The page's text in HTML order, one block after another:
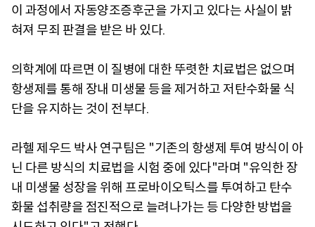
이 과정에서 자동양조증후군을 가지고 있다는 사실이 밝
혀져 무죄 판결을 받은 바 있다.
의학계에 따르면 이 질병에 대한 뚜렷한 치료법은 없으며
항생제를 통해 장내 미생물 등을 제거하고 저탄수화물 식
단을 유지하는 것이 전부다.
라헬 제우드 박사 연구팀은 "기존의 항생제 투여 방식이 아
닌 다른 방식의 치료법을 시험 중에 있다"라며 "유익한 장
내 미생물 성장을 위해 프로바이오틱스를 투여하고 탄수
화물 섭취량을 점진적으로 늘려나가는 등 다양한 방법을